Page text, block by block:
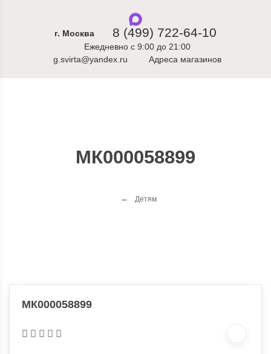
г. Москва 8 (499) 722-64-10
Ежедневно с 9:00 до 21:00
g.svirta@yandex.ru
Адреса магазинов
МК000058899
Детям
МК000058899